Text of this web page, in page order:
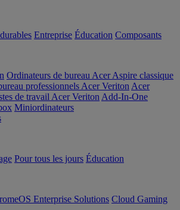
Entreprise Éducation Composants
Ordinateurs de bureau Acer Aspire classique
professionnels Acer Veriton Acer
de travail Acer Veriton Add-In-One
Miniordinateurs
Pour tous les jours Éducation
Enterprise Solutions Cloud Gaming